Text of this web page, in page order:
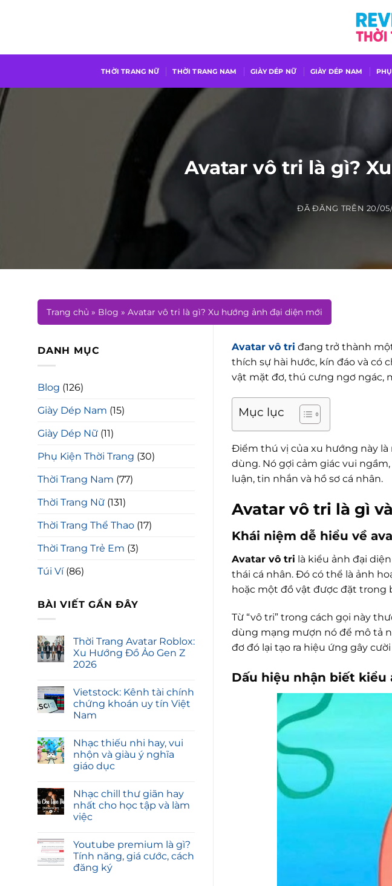
dung
THỜI TRANG NỮ THỜI TRANG NAM GIÀY DÉP NỮ GIÀY DÉP NAM
Avatar vô tri là gì?
ĐÃ ĐĂNG TRÊN 20/
Trang chủ » Blog » Avatar vô tri là gì? Xu hướng ảnh đại diện mới
DANH MỤC
Blog (126)
Giày Dép Nam (15)
Giày Dép Nữ (11)
Phụ Kiện Thời Trang (30)
Thời Trang Nam (77)
Thời Trang Nữ (131)
Thời Trang Thể Thao (17)
Thời Trang Trẻ Em (3)
Túi Ví(86)
BÀI VIẾT GẦN ĐÂY
Thời Trang Avatar Roblox:
Xu Hướng Đồ Ảo Gen Z
2026
Vietstock: Kênh tài chính
chứng khoán uy tín Việt
Nam
Nhạc thiếu nhi hay, vui
nhộn và giàu ý nghĩa
giáo dục
Nhạc chill thư giãn hay
nhất cho học tập và làm
việc
Youtube premium là gì?
Tính năng, giá cước, cách
đăng ký
Avatar vô tri đang trở thành
thích sự hài hước, kín đáo và có
vật mặt đơ, thú cưng ngơ ngác,
Mục lục
Điểm thú vị của xu hướng này
dùng. Nó gợi cảm giác vui
luận, tin nhắn và hồ sơ cá nhân.
Avatar vô tri là gì
Khái niệm dễ hiểu về
Avatar vô tri là kiểu ảnh đại
thái cá nhân. Đó có thể là ảnh
hoặc một đồ vật được đặt trong
Từ “vô tri” trong cách gọi này
dùng mạng mượn nó để mô tả
đơ đó lại tạo ra hiệu ứng gây
Dấu hiệu nhận biết kiểu